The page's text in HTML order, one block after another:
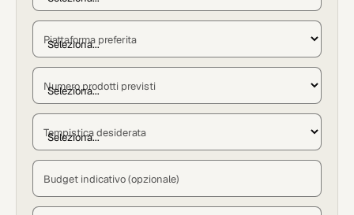
Piattaforma preferita
Numero prodotti previsti
Tempistica desiderata
Budget indicativo (opzionale)